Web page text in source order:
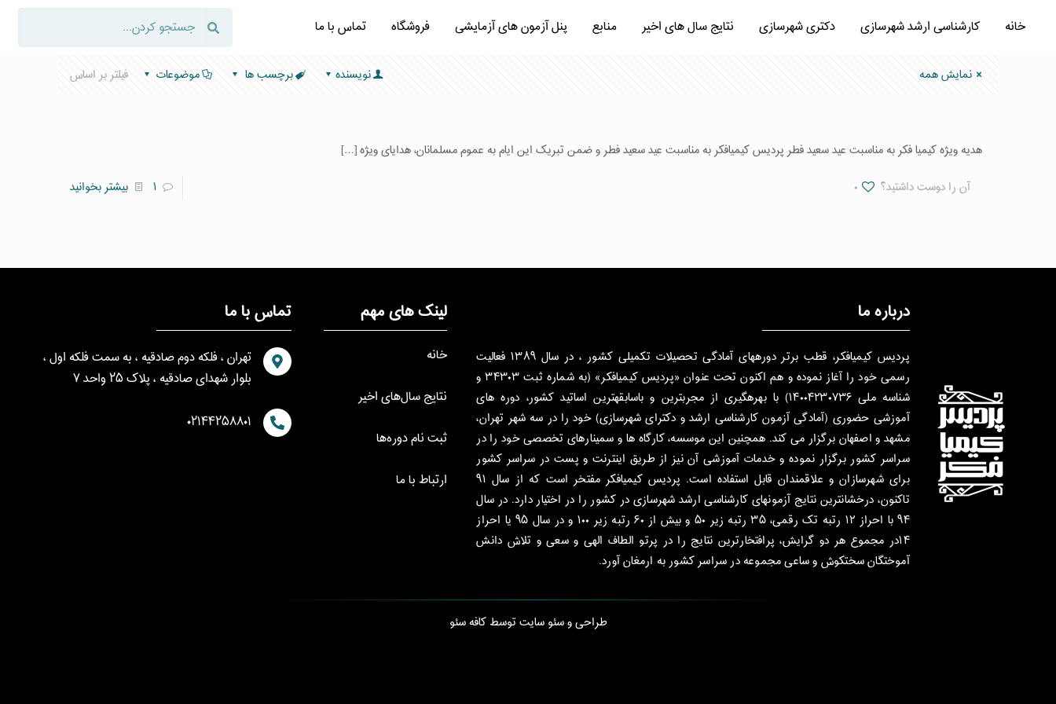
خانه کارشناسی ارشد شهرسازی دکتری شهرسازی نتایج سال های اخیر منابع پنل آزمون های آزمایشی فروشگاه تماس با ما
فیلتر بر اساس موضوعات برچسب ها نویسنده نمایش همه
هدیه ویژه کیمیا فکر به مناسبت عید سعید فطر پردیس کیمیافکر به مناسبت عید سعید فطر و ضمن تبریک این ایام به عموم مسلمانان، هدایای ویژه[…]
آن را دوست داشتید؟ ۰ ۱ بیشتر بخوانید
درباره ما
پردیس کیمیافکر، قطب برتر دوره­های آمادگی تحصیلات تکمیلی کشور ، در سال ۱۳۸۹ فعالیت
رسمی خود را آغاز نموده و هم اکنون تحت عنوان «پردیس کیمیافکر» (به شماره ثبت ۳۴۳۰۳ و
شناسه ملی ۱۴۰۰۴۲۳۰۷۳۶) با بهره­گیری از مجرب­ترین و باسابقه­ترین اساتید کشور، دوره های
آموزشی حضوری (آمادگی آزمون کارشناسی ارشد و دکترای شهرسازی) خود را در سه شهر تهران،
مشهد و اصفهان برگزار می کند. همچنین این موسسه، کارگاه ها و سمینارهای تخصصی خود را در
سراسر کشور برگزار نموده و خدمات آموزشی آن نیز از طریق اینترنت و پست در سراسر کشور
برای شهرسازان و علاقمندان قابل استفاده است. پردیس کیمیافکر مفتخر است که از سال ۹۱
تاکنون، درخشانترین نتایج آزمون­های کارشناسی ارشد شهرسازی در کشور را در اختیار دارد. در سال
۹۴ با احراز ۱۲ رتبه تک رقمی، ۳۵ رتبه زیر ۵۰ و بیش از ۶۰ رتبه زیر ۱۰۰ و در سال ۹۵ یا احراز
۱۴در مجموع هر دو گرایش، پرافتخارترین نتایج را در پرتو الطاف الهی و سعی و تلاش دانش
آموختگان سخت­کوش و ساعی مجموعه در سراسر کشور به ارمغان آورد.
لینک های مهم
خانه
نتایج سال‌های اخیر
ثبت نام دوره‌ها
ارتباط با ما
تماس با ما
تهران ، فلکه دوم صادقیه ، به سمت فلکه اول ،
بلوار شهدای صادقیه ، پلاک ۲۵ واحد ۷
۰۲۱۴۴۲۵۸۸۰۱
طراحی و سئو سایت توسطکافه سئو